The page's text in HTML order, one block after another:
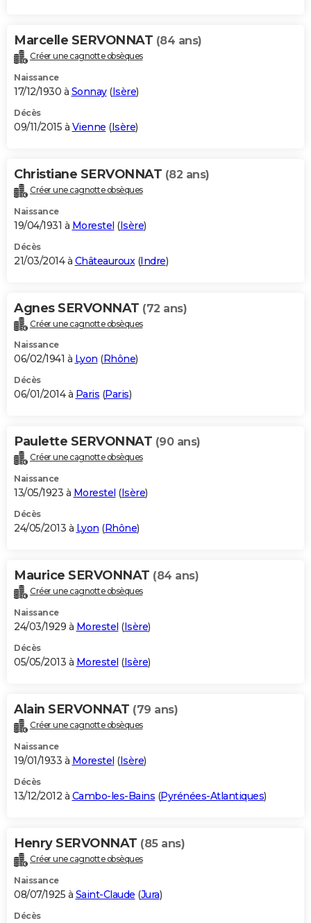
Marcelle SERVONNAT (84 ans)
Créer une cagnotte obsèques
Naissance
17/12/1930 à Sonnay(Isère)
Décès
09/11/2015 à Vienne (Isère)
Christiane SERVONNAT (82 ans)
Créer une cagnotte obsèques
Naissance
19/04/1931 à Morestel (Isère)
Décès
21/03/2014 à Châteauroux (Indre)
Agnes SERVONNAT (72 ans)
Créer une cagnotte obsèques
Naissance
06/02/1941 à Lyon (Rhône)
Décès
06/01/2014 à Paris (Paris)
Paulette SERVONNAT (90 ans)
Créer une cagnotte obsèques
Naissance
13/05/1923 à Morestel (Isère)
Décès
24/05/2013 à Lyon (Rhône)
Maurice SERVONNAT (84 ans)
Créer une cagnotte obsèques
Naissance
24/03/1929 à Morestel (Isère)
Décès
05/05/2013 à Morestel (Isère)
Alain SERVONNAT (79 ans)
Créer une cagnotte obsèques
Naissance
19/01/1933 à Morestel (Isère)
Décès
13/12/2012 à Cambo-les-Bains (Pyrénées-Atlantiques)
Henry SERVONNAT (85 ans)
Créer une cagnotte obsèques
Naissance
08/07/1925 à Saint-Claude (Jura)
Décès